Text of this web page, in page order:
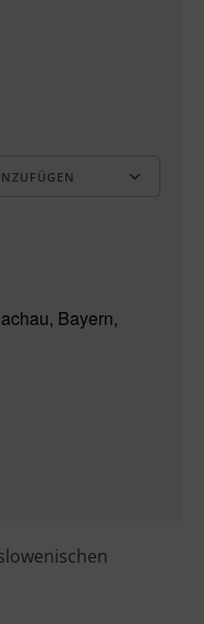
Bayern,